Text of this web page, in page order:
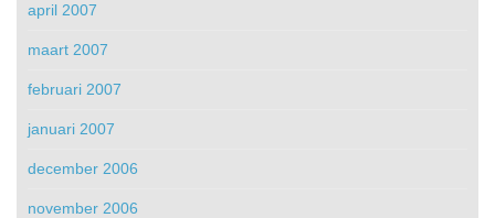
april 2007
maart 2007
februari 2007
januari 2007
december 2006
november 2006